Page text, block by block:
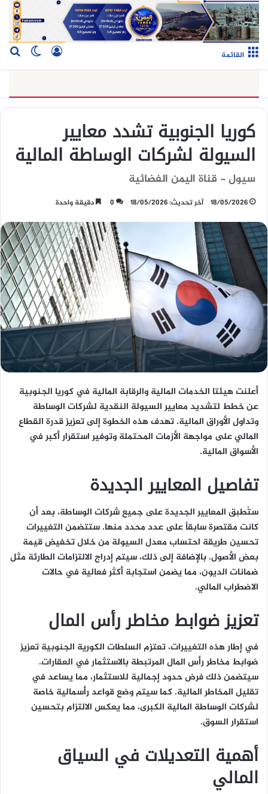
تسجيل القائمة
كوريا الجنوبية تشدد معايير
السيولة لشركات الوساطة المالية
سيول - قناة اليمن الفضائية
18/05/2026 آخر تحديث: 18/05/2026 0 دقيقة واحدة
أعلنت هيئتا الخدمات المالية والرقابة المالية في كوريا الجنوبية
عن خطط لتشديد معايير السيولة النقدية لشركات الوساطة
وتداول الأوراق المالية. تهدف هذه الخطوة إلى تعزيز قدرة القطاع
المالي على مواجهة الأزمات المحتملة وتوفير استقرار أكبر في
الأسواق المالية.
تفاصيل المعايير الجديدة
ستُطبق المعايير الجديدة على جميع شركات الوساطة، بعد أن
كانت مقتصرة سابقاً على عدد محدد منها. ستتضمن التغييرات
تحسين طريقة احتساب معدل السيولة من خلال تخفيض قيمة
بعض الأصول. بالإضافة إلى ذلك، سيتم إدراج الالتزامات الطارئة مثل
ضمانات الديون، مما يضمن استجابة أكثر فعالية في حالات
الاضطراب المالي.
تعزيز ضوابط مخاطر رأس المال
في إطار هذه التغييرات، تعتزم السلطات الكورية الجنوبية تعزيز
ضوابط مخاطر رأس المال المرتبطة بالاستثمار في العقارات.
سيتضمن ذلك فرض حدود إجمالية للاستثمار، مما يساعد في
تقليل المخاطر المالية. كما سيتم وضع قواعد رأسمالية خاصة
لشركات الوساطة المالية الكبرى، مما يعكس الالتزام بتحسين
استقرار السوق.
أهمية التعديلات في السياق
المالي